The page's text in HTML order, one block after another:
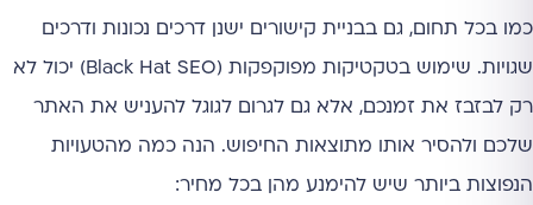
כמו בכל תחום, גם בבניית קישורים ישנן דרכים נכונות ודרכים
שגויות. שימוש בטקטיקות מפוקפקות (Black Hat SEO) יכול לא
רק לבזבז את זמנכם, אלא גם לגרום לגוגל להעניש את האתר
שלכם ולהסיר אותו מתוצאות החיפוש. הנה כמה מהטעויות
הנפוצות ביותר שיש להימנע מהן בכל מחיר: